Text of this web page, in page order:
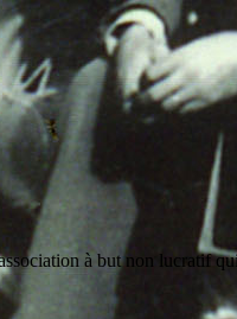
à but non lucratif